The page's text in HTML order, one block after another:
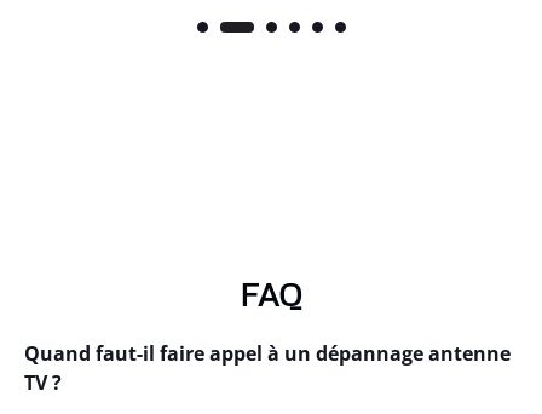
FAQ
Quand faut-il faire appel à un dépannage antenne
TV ?